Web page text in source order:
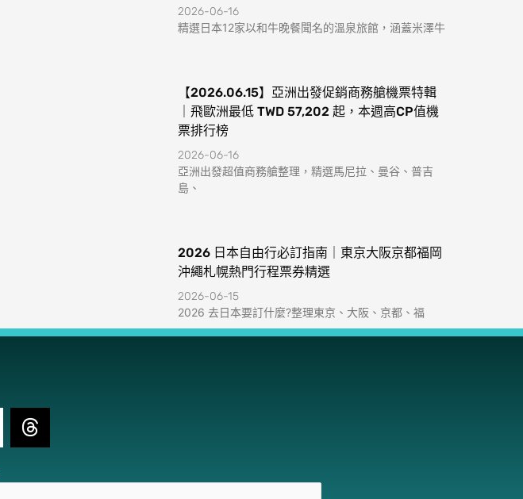
2026-06-16
精選日本12家以和牛晚餐聞名的溫泉旅館，涵蓋米澤牛
【2026.06.15】亞洲出發促銷商務艙機票特輯
｜飛歐洲最低 TWD 57,202 起，本週高CP值機
票排行榜
2026-06-16
亞洲出發超值商務艙整理，精選馬尼拉、曼谷、普吉
島、
2026 日本自由行必訂指南｜東京大阪京都福岡
沖繩札幌熱門行程票券精選
2026-06-15
2026 去日本要訂什麼?整理東京、大阪、京都、福
T
h